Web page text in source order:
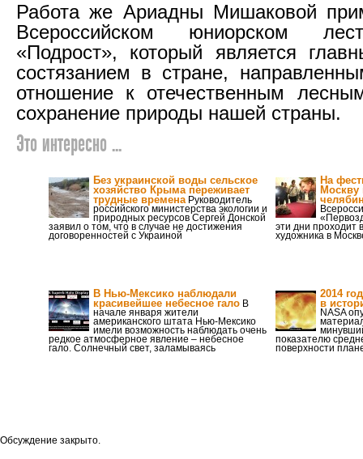
Работа же Ариадны Мишаковой
Всероссийском юниорском
«Подрост», который является
состязанием в стране,
отношение к отечественным
сохранение природы нашей страны.
Это интересно ...
Без украинской воды сельское
хозяйство Крыма переживает
трудные временаРуководитель
российского министерства экологии и
природных ресурсов Сергей Донской
заявил о том, что в случае не достижения
договоренностей с Украиной
На
Москву
эти дни проходит
художника в
В Нью-Мексико наблюдали
красивейшее небесное гало В
начале января жители
американского штата Нью-Мексико
имели возможность наблюдать очень
редкое атмосферное явление – небесное
гало. Солнечный свет, заламываясь
2014
в
NASA
показателю
поверхности
Обсуждение закрыто.